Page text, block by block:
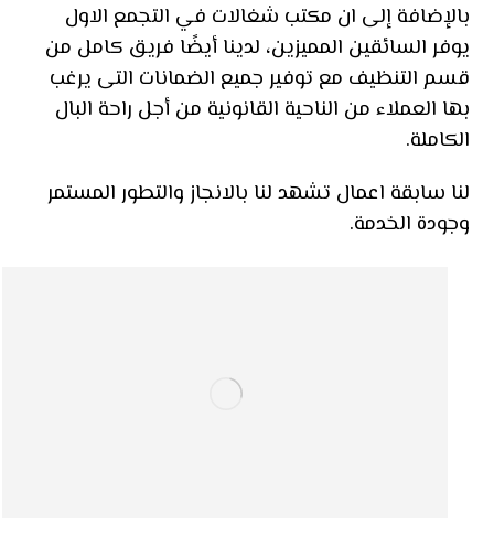
بالإضافة إلى ان مكتب شغالات في التجمع الاول
يوفر السائقين المميزين، لدينا أيضًا فريق كامل من
قسم التنظيف مع توفير جميع الضمانات التى يرغب
بها العملاء من الناحية القانونية من أجل راحة البال
الكاملة.
لنا سابقة اعمال تشهد لنا بالانجاز والتطور المستمر
وجودة الخدمة.